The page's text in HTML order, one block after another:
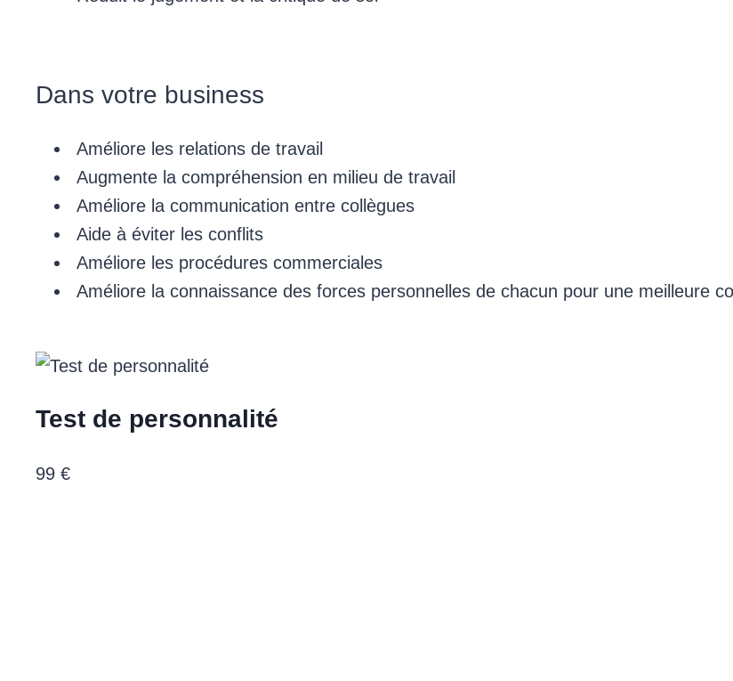
Dans votre business
Améliore les relations de travail
Augmente la compréhension en milieu de travail
Améliore la communication entre collègues
Aide à éviter les conflits
Améliore les procédures commerciales
Améliore la connaissance des forces personnelles de chacun pour une meilleure
Test de personnalité
99 €